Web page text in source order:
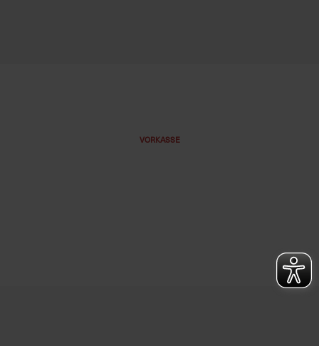
VORKASSE